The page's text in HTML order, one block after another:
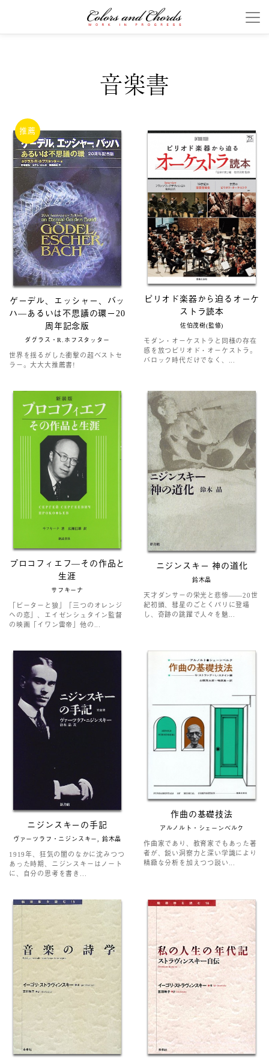
音楽書
推薦
ゲーデル、エッシャー、バッ
ハ―あるいは不思議の環ー20
周年記念版
ダグラス・R.ホフスタッター
世界を揺るがした衝撃の超ベストセ
ラー。大大大推薦書!
ピリオド楽器から迫るオーケ
ストラ読本
佐伯茂樹(監修)
モダン・オーケストラと同様の存在
感を放つピリオド・オーケストラ。
バロック時代だけでなく、...
プロコフィエフ―その作品と
生涯
サフキーナ
「ピーターと狼」「三つのオレンジ
への恋」、エイゼンシュタイン監督
の映画「イワン雷帝」他の...
ニジンスキー 神の道化
鈴木晶
天才ダンサーの栄光と悲惨――20世
紀初頭、彗星のごとくパリに登場
し、奇跡の跳躍で人々を魅...
ニジンスキーの手記
ヴァーツラフ・ニジンスキー, 鈴木晶
1919年、狂気の闇のなかに沈みつつ
あった時期、ニジンスキーはノート
に、自分の思考を書き...
作曲の基礎技法
アルノルト・シェーンベルク
作曲家であり、教育家でもあった著
者が、鋭い洞察力と深い学識により
精緻な分析を加えつつ説い...